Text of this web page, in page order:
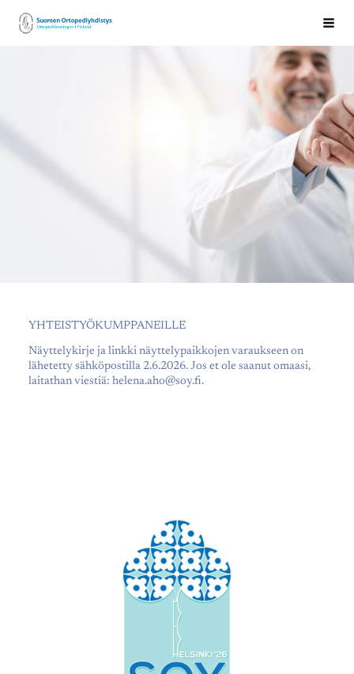
Siirry
sivun
Suomen Ortopediyhdistys ry
YHTEISTYÖKUMPPANEILLE
Näyttelykirje ja linkki näyttelypaikkojen varaukseen on
lähetetty sähköpostilla 2.6.2026. Jos et ole saanut omaasi,
laitathan viestiä: helena.aho@soy.fi.